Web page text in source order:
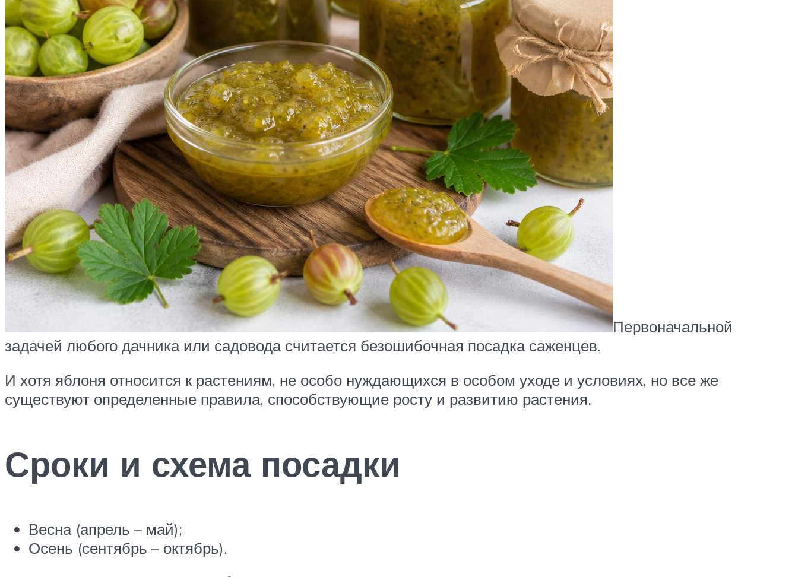
Первоначальной
задачей любого дачника или садовода считается безошибочная посадка саженцев.
И хотя яблоня относится к растениям, не особо нуждающихся в особом уходе и условиях, но все же
существуют определенные правила, способствующие росту и развитию растения.
Сроки и схема посадки
Весна (апрель – май);
Осень (сентябрь – октябрь).